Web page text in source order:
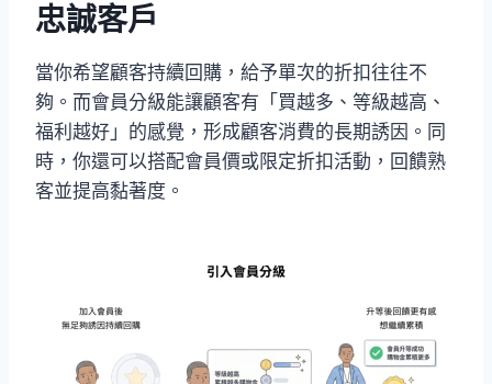
忠誠客戶
當你希望顧客持續回購，給予單次的折扣往往不
夠。而會員分級能讓顧客有「買越多、等級越高、
福利越好」的感覺，形成顧客消費的長期誘因。同
時，你還可以搭配會員價或限定折扣活動，回饋熟
客並提高黏著度。